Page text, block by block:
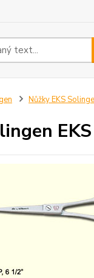
Nůžky EKS